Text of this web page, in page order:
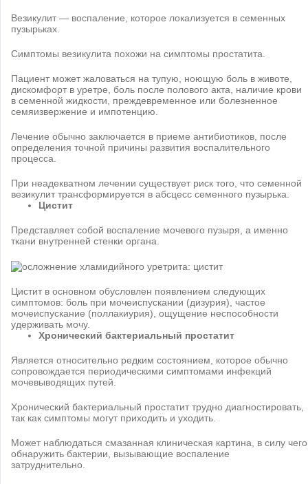
Везикулит — воспаление, которое локализуется в семенных
пузырьках.
Симптомы везикулита похожи на симптомы простатита.
Пациент может жаловаться на тупую, ноющую боль в животе,
дискомфорт в уретре, боль после полового акта, наличие крови
в семенной жидкости, преждевременное или болезненное
семяизвержение и импотенцию.
Лечение обычно заключается в приеме антибиотиков, после
определения точной причины развития воспалительного
процесса.
При неадекватном лечении существует риск того, что семенной
везикулит трансформируется в абсцесс семенного пузырька.
Цистит
Представляет собой воспаление мочевого пузыря, а именно
ткани внутренней стенки органа.
Цистит в основном обусловлен появлением следующих
симптомов: боль при мочеиспускании (дизурия), частое
мочеиспускание (поллакиурия), ощущение неспособности
удерживать мочу.
Хронический бактериальный простатит
Является относительно редким состоянием, которое обычно
сопровождается периодическими симптомами инфекций
мочевыводящих путей.
Хронический бактериальный простатит трудно диагностировать,
так как симптомы могут приходить и уходить.
Может наблюдаться смазанная клиническая картина, в силу чего
обнаружить бактерии, вызывающие воспаление
затруднительно.